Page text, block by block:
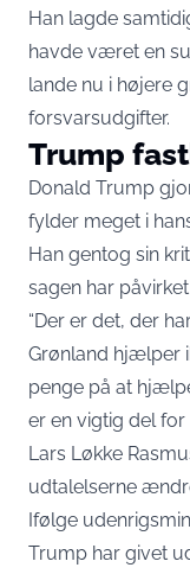
Han lagde
havde været en
lande nu i højere
forsvarsudgifter.
Trump
Donald Trump
fylder meget i
Han gentog sin
sagen har
“Der er det, der
Grønland hjælper
penge på at
er en vigtig del for
Lars Løkke
udtalelserne
Ifølge
Trump har givet